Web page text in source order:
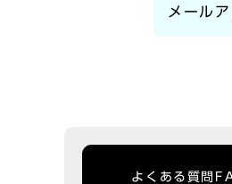
メール
よくある質問